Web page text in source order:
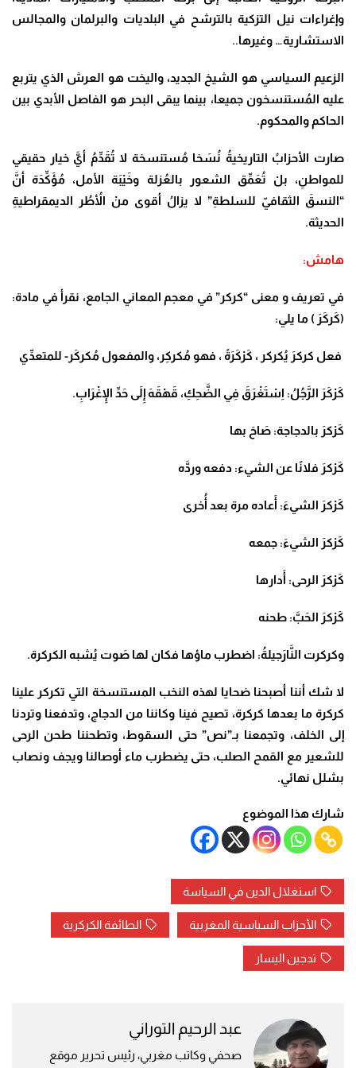
وإغراءات نيل التزكية بالترشح في البلديات والبرلمان والمجالس
الاستشارية… وغيرها..
الزعيم السياسي هو الشيخ الجديد، واليخت هو العرش الذي يتربع
عليه المُستنسخون جميعا، بينما يبقى البحر هو الفاصل الأبدي بين
الحاكم والمحكوم.
صارت الأحزابُ التاريخيةُ نُسَخا مُستنسخة لا تُقَدِّمُ أيَّ خيار حقيقي
للمواطنِ، بلْ تُعَمِّق الشعور بالعُزلة وخَيْبَة الأمل، مُؤَكِّدَة أنَّ
“النسقَ الثقافيّ للسلطةِ” لا يزالُ أقوى منْ الأُطُر الديمقراطيةِ
الحديثة.
هامش:
في تعريف و معنى “كركر” في معجم المعاني الجامع، نقرأ في مادة:
(كَركَرَ ) ما يلي:
فعل كركرَ يُكركر ، كَرْكَرَةً ، فهو مُكركِر، والمفعول مُكركَر- للمتعدِّي
كَرْكَرَ الرَّجُلُ: اِسْتَغْرَقَ فِي الضَّحِكِ، قَهْقَهَ إِلَى حَدِّ الإِغْرَابِ.
كَرْكرَ بالدجاجة: صَاحَ بها
كَرْكرَ فلانًا عن الشيء: دفعه وردَّه
كَرْكرَ الشيءَ: أَعاده مرة بعد أُخرى
كَرْكرَ الشيءَ: جمعه
كَرْكرَ الرحى: أَدارها
كَرْكرَ الحَبَّ: طحنه
وكركرت النَّارَجيلةُ: اضطرب ماؤها فكان لها صَوت يُشبه الكركرة.
لا شك أننا أصبحنا ضحايا لهذه النخب المستنسخة التي تكركر علينا
كركرة ما بعدها كركرة، تصيح فينا وكاننا من الدجاج، وتدفعنا وتردنا
إلى الخلف، وتجمعنا بـ”نص” حتى السقوط، وتطحننا طحن الرحى
للشعير مع القمح الصلب، حتى يضطرب ماء أوصالنا ويجف ونصاب
بشلل نهائي.
شارك هذا الموضوع
استغلال الدين في السياسة
الأحزاب السياسية المغربية الطائفة الكركرية
تدجين اليسار
عبد الرحيم التوراني
صحفي وكاتب مغربي، رئيس تحرير موقع